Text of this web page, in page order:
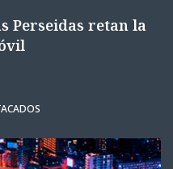
Perseidas retan la